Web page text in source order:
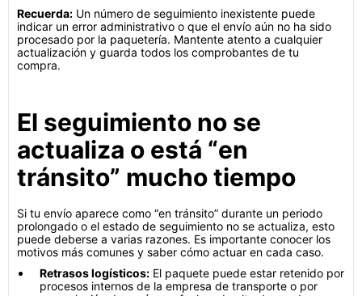
Recuerda: Un número de seguimiento inexistente puede
indicar un error administrativo o que el envío aún no ha sido
procesado por la paquetería. Mantente atento a cualquier
actualización y guarda todos los comprobantes de tu
compra.
El seguimiento no se
actualiza o está “en
tránsito” mucho tiempo
Si tu envío aparece como “en tránsito” durante un periodo
prolongado o el estado de seguimiento no se actualiza, esto
puede deberse a varias razones. Es importante conocer los
motivos más comunes y saber cómo actuar en cada caso.
Retrasos logísticos: El paquete puede estar retenido por
procesos internos de la empresa de transporte o por